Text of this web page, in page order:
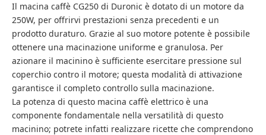
Il macina caffè CG250 di Duronic è dotato di un motore da
250W, per offrirvi prestazioni senza precedenti e un
prodotto duraturo. Grazie al suo motore potente è possibile
ottenere una macinazione uniforme e granulosa. Per
azionare il macinino è sufficiente esercitare pressione sul
coperchio contro il motore; questa modalità di attivazione
garantisce il completo controllo sulla macinazione.
La potenza di questo macina caffè elettrico è una
componente fondamentale nella versatilità di questo
macinino; potrete infatti realizzare ricette che comprendono